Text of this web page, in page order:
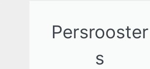
Persrooster
s